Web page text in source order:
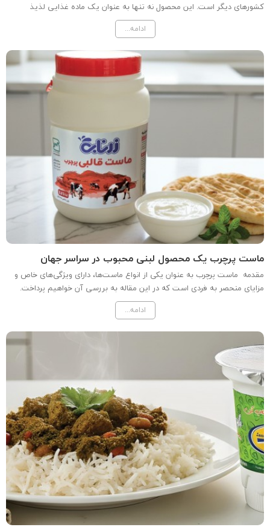
کشورهای دیگر است. این محصول نه تنها به عنوان یک ماده غذایی لذیذ
شناخته می‌شود، بلکه به دلیل خواص تغذیه‌ای و سلامتی‌اش نیز مورد توجه قرار
گرفته است. ماست نیم چرب، به عنوان یکی از...
ادامه...
ماست پرچرب یک محصول لبنی محبوب در سراسر جهان
مقدمه ماست پرچرب به عنوان یکی از انواع ماست‌ها، دارای ویژگی‌های خاص و
مزایای منحصر به فردی است که در این مقاله به بررسی آن خواهیم پرداخت.
ماست و فرآیند تولید آن ماست از تخمیر شیر به دست می‌آید. در این فرآیند،
باکتری‌های مفیدی به شیر اضافه می‌شوند...
ادامه...